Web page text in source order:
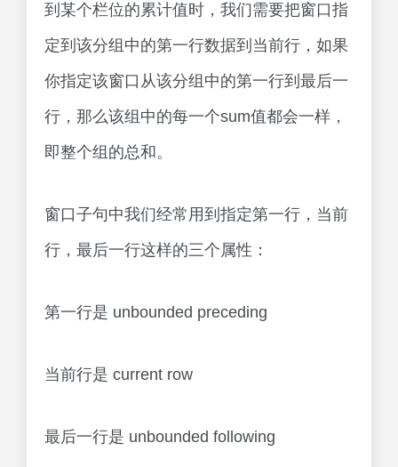
到某个栏位的累计值时，我们需要把窗口指
定到该分组中的第一行数据到当前行，如果
你指定该窗口从该分组中的第一行到最后一
行，那么该组中的每一个sum值都会一样，
即整个组的总和。
窗口子句中我们经常用到指定第一行，当前
行，最后一行这样的三个属性：
第一行是 unbounded preceding
当前行是 current row
最后一行是 unbounded following